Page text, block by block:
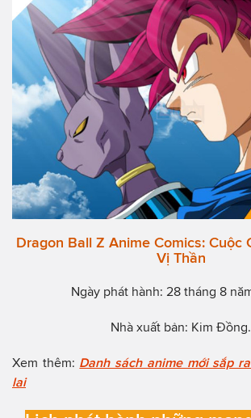
Dragon Ball Z Anime Comics: Cuộc
Vị Thần
Ngày phát hành: 28 tháng 8
Nhà xuất bản: Kim Đồng.
Xem thêm: Danh sách anime mới sắp
lai